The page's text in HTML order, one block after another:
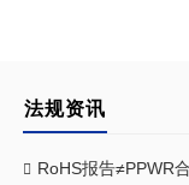
法规资讯
RoHS报告≠PPWR合规！5